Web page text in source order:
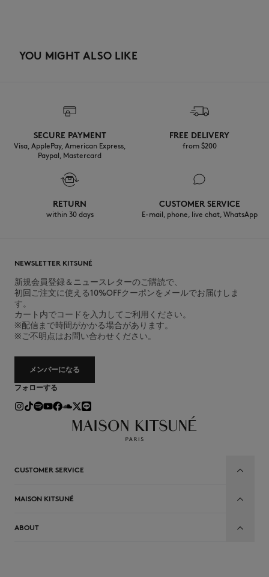
YOU MIGHT ALSO LIKE
SECURE PAYMENT
Visa, ApplePay, American Express,
Paypal, Mastercard
FREE DELIVERY
from $200
RETURN
within 30 days
CUSTOMER SERVICE
E-mail, phone, live chat, WhatsApp
NEWSLETTER KITSUNÉ
新規会員登録＆ニュースレターのご購読で、
初回ご注文に使える10%OFFクーポンをメールでお届けしま
す。
カート内でコードを入力してご利用ください。
※配信まで時間がかかる場合があります。
※ご不明点はお問い合わせください。
メンバーになる
フォローする
CUSTOMER SERVICE
MAISON KITSUNÉ
ABOUT